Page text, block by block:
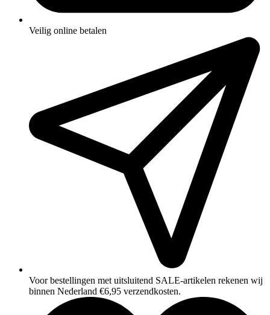
Veilig online betalen
Voor bestellingen met uitsluitend SALE‑artikelen rekenen wij
binnen Nederland €6,95 verzendkosten.